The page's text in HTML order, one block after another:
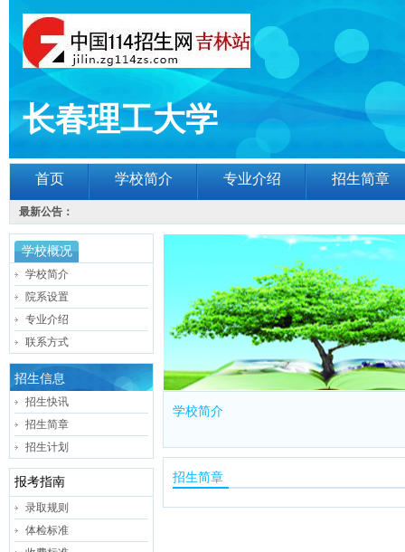
长春理工大学
首页 学校简介 专业介绍 招生简章
最新公告：
学校概况
学校简介
院系设置
专业介绍
联系方式
招生信息
招生快讯
招生简章
招生计划
报考指南
录取规则
体检标准
学校简介
招生简章